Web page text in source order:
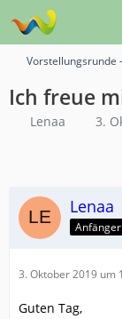
Vorstellungsrunde
Ich freue
Lenaa 3.
Lenaa
Anfänger
3. Oktober 2019 um
Guten Tag,